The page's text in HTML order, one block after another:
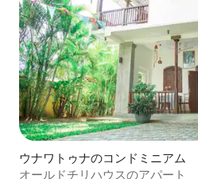
ウナワトゥナのコンドミニアム
オールドチリハウスのアパート